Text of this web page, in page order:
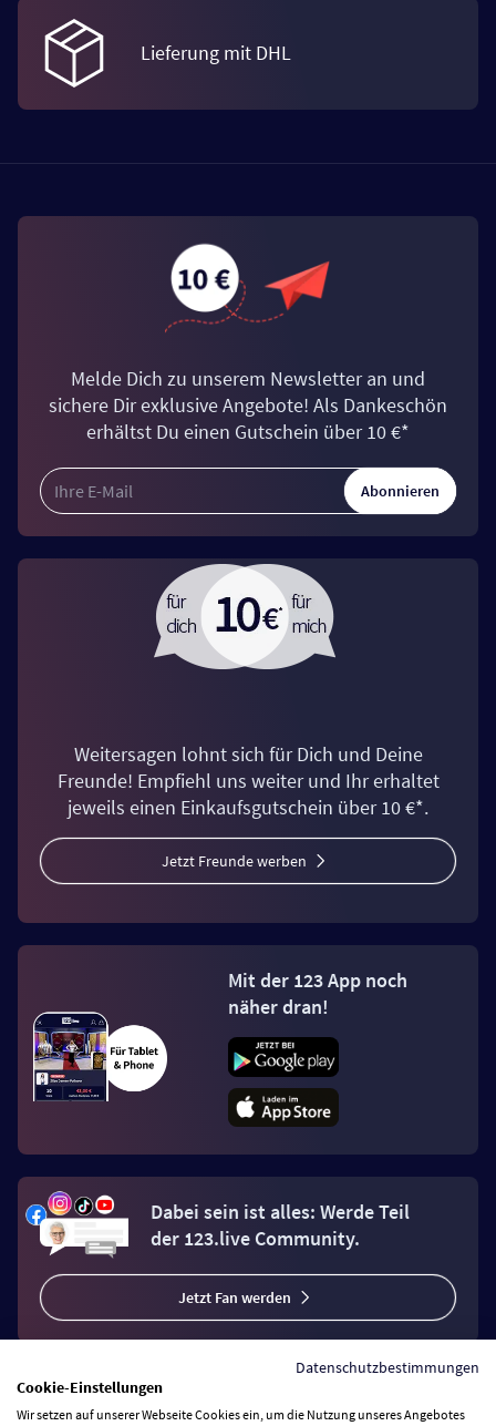
Lieferung mit DHL
Melde Dich zu unserem Newsletter an und
sichere Dir exklusive Angebote! Als Dankeschön
erhältst Du einen Gutschein über 10 €*
Abonnieren
Weitersagen lohnt sich für Dich und Deine
Freunde! Empfiehl uns weiter und Ihr erhaltet
jeweils einen Einkaufsgutschein über 10 €*.
Jetzt Freunde werben
Mit der 123 App noch
näher dran!
Dabei sein ist alles: Werde Teil
der 123.live Community.
Jetzt Fan werden
Datenschutzbestimmungen
Cookie-Einstellungen
Wir setzen auf unserer Webseite Cookies ein, um die Nutzung unseres Angebotes